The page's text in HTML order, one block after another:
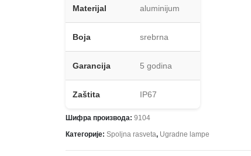
Materijal aluminijum
Boja srebrna
Garancija 5 godina
Zaštita IP67
Шифра производа: 9104
Категорије: Spoljna rasveta, Ugradne lampe